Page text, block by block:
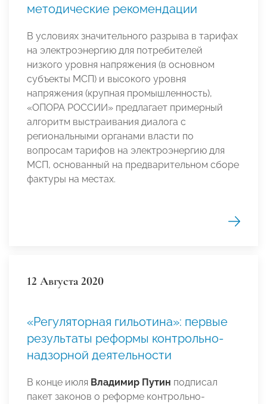
методические рекомендации
В условиях значительного разрыва в тарифах
на электроэнергию для потребителей
низкого уровня напряжения (в основном
субъекты МСП) и высокого уровня
напряжения (крупная промышленность),
«ОПОРА РОССИИ» предлагает примерный
алгоритм выстраивания диалога с
региональными органами власти по
вопросам тарифов на электроэнергию для
МСП, основанный на предварительном сборе
фактуры на местах.
12 Августа 2020
«Регуляторная гильотина»: первые
результаты реформы контрольно-
надзорной деятельности
В конце июля Владимир Путин подписал
пакет законов о реформе контрольно-